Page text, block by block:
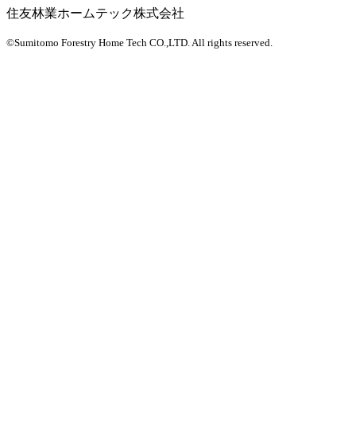
住友林業ホームテック株式会社
©Sumitomo Forestry Home Tech CO.,LTD. All rights reserved.